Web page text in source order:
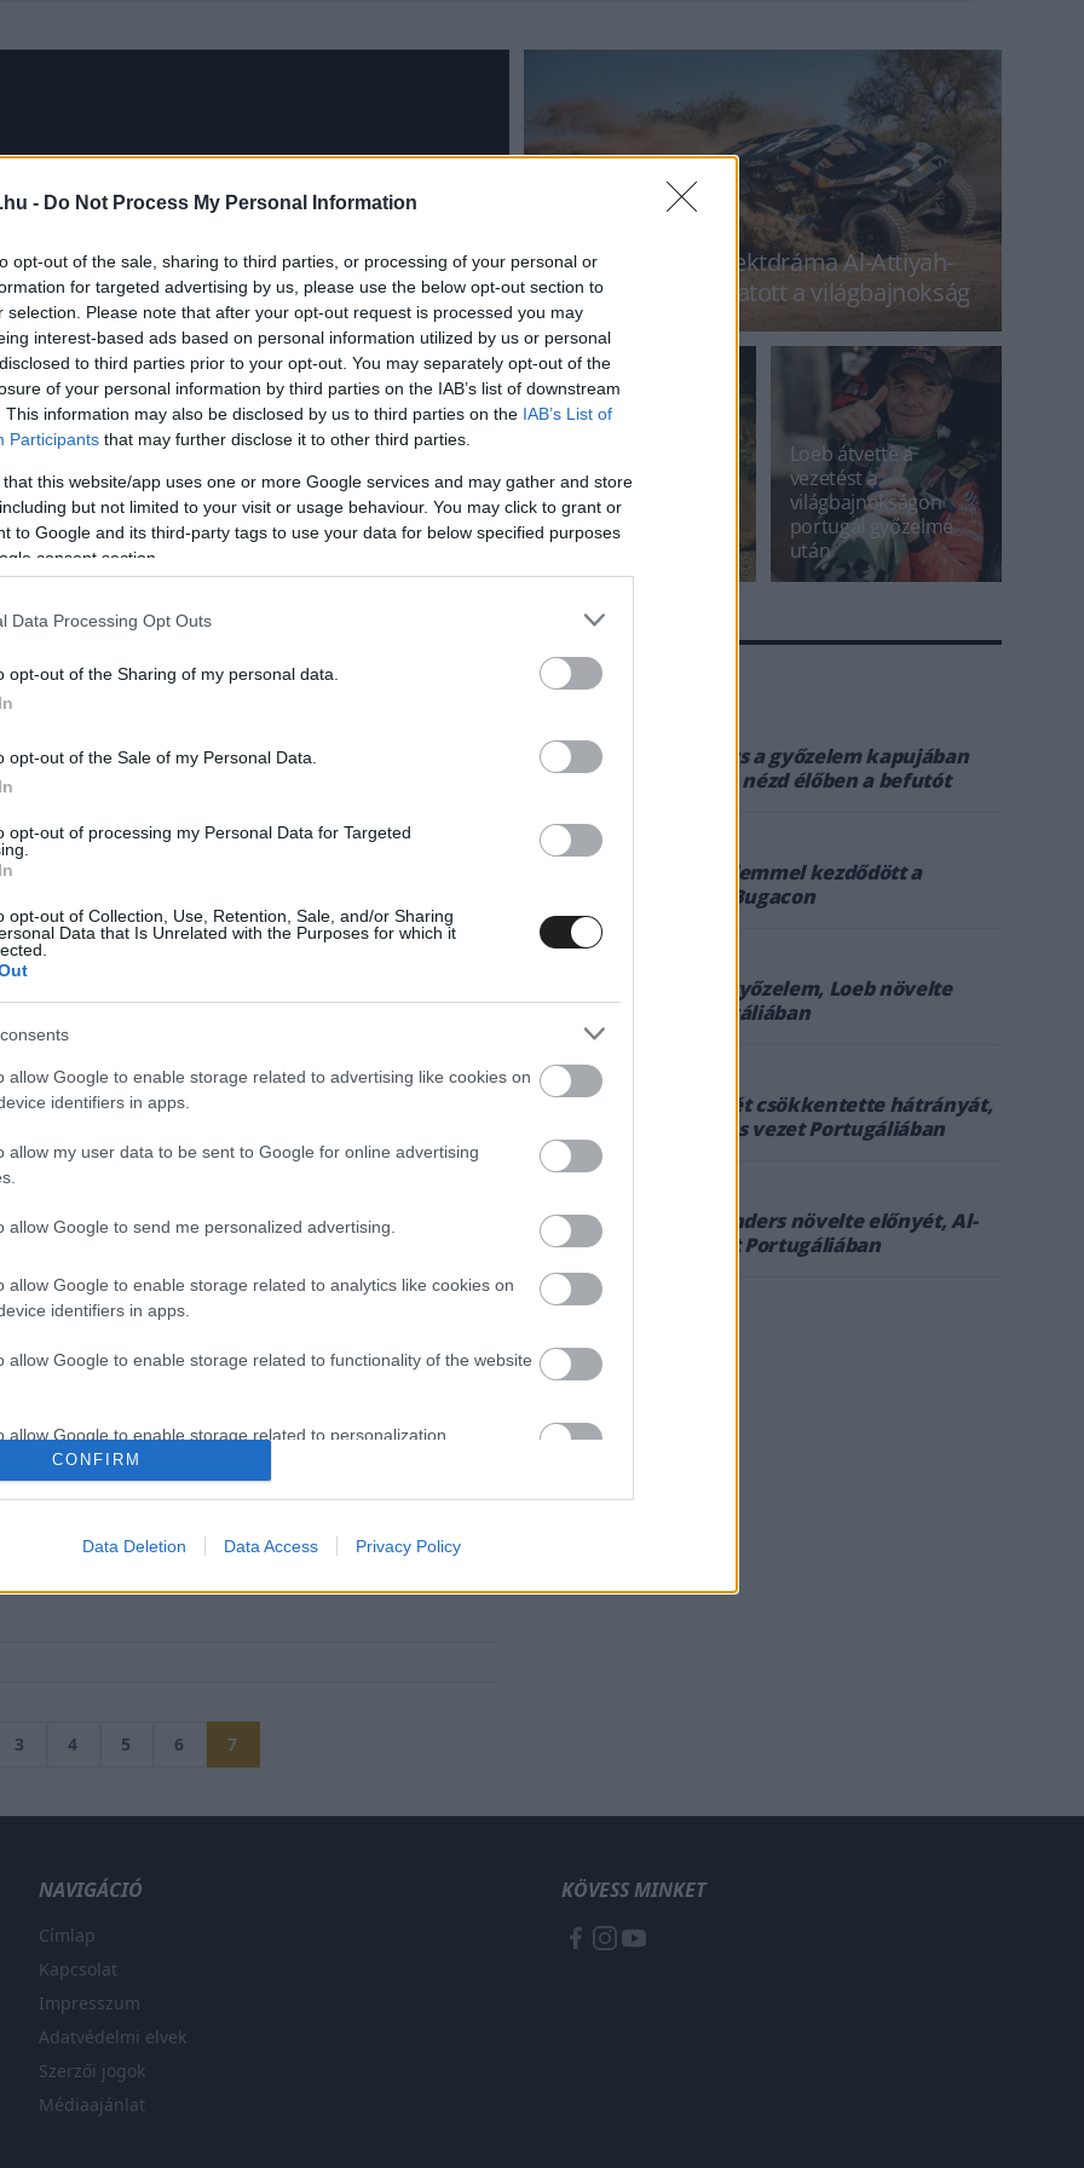
- Do Not Process My Personal Information
opt-out of the sale, sharing to third parties, or processing of your personal or
for targeted advertising by us, please use the below opt-out section to
selection. Please note that after your opt-out request is processed you may
interest-based ads based on personal information utilized by us or personal
to third parties prior to your opt-out. You may separately opt-out of the
of your personal information by third parties on the IAB’s list of downstream
This information may also be disclosed by us to third parties on the IAB’s List of
Participants that may further disclose it to other third parties.
that this website/app uses one or more Google services and may gather and store
but not limited to your visit or usage behaviour. You may click to grant or
to Google and its third-party tags to use your data for below specified purposes
consent section.
Data Processing Opt Outs
opt-out of the Sharing of my personal data.
opt-out of the Sale of my Personal Data.
opt-out of processing my Personal Data for Targeted
opt-out of Collection, Use, Retention, Sale, and/or Sharing
Data that Is Unrelated with the Purposes for which it
allow Google to enable storage related to advertising like cookies on
identifiers in apps.
allow my user data to be sent to Google for online advertising
allow Google to send me personalized advertising.
allow Google to enable storage related to analytics like cookies on
identifiers in apps.
allow Google to enable storage related to functionality of the website
allow Google to enable storage related to personalization.
CONFIRM
Data Deletion Data Access Privacy Policy
A végén jött a defektdráma Al-Attiyah-
nál, új győztest avatott a világbajnokság
Két magyar páros a
dobogón a szezon
második versenyén
Loeb átvette a
vezetést a
világbajnokságon
portugál győzelme
után
6.
növelte előnyét a Dakar
szakaszán, Gyenes bajba került
siker született a Dakar harmadik szakaszán, azonban Daniel
növelni tudta előnyét Ricky Brabec és Tosha Schareina előtt.
sokáig jól motorozott ismét, azonban később bajba került.
6.
kezdtek legjobban a Dakar 3.
az autósoknál
és Mitchell Guthrie révén két fordos vezet a Dakar
felénél az autósoknál, míg több élversenyző időt
3 4 5 6 7
TOP 5
Loeb és Sanders a győzelem kapujában
Portugáliában, nézd élőben a befutót
2026. MÁRC. 22.
Lengyel győzelemmel kezdődött a
Tereprally Ob Bugacon
Hazai szakaszgyőzelem, Loeb növelte
előnyét Portugáliában
4 2026. MÁRC. 21.
Schareina ismét csökkentette hátrányát,
de még Sanders vezet Portugáliában
Loeb vezet, Sanders növelte előnyét, Al-
Attiyah kiesett Portugáliában
NAVIGÁCIÓ
Címlap
Kapcsolat
Impresszum
Adatvédelmi elvek
Szerzői jogok
Médiaajánlat
KÖVESS MINKET